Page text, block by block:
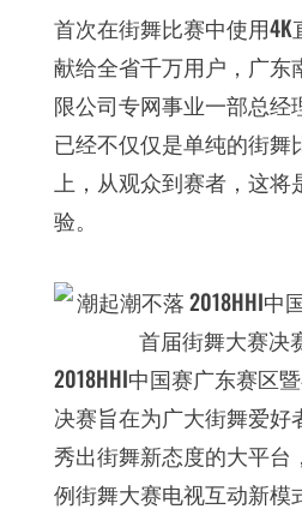
首次在街舞比赛中使用
献给全省千万用户，广东
限公司专网事业一部总经
已经不仅仅是单纯的街舞
上，从观众到赛者，这将
验。
2018HHI中国赛广东赛区
决赛旨在为广大街舞爱好
秀出街舞新态度的大平台
例街舞大赛电视互动新模